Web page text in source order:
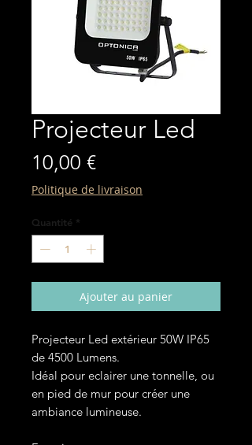
Projecteur Led
10,00 €Prix
Politique de livraison
Quantité *
Ajouter au panier
Projecteur Led extérieur 50W IP65
de 4500 Lumens.
Idéal pour eclairer une tonnelle, ou
en pied de mur pour créer une
ambiance lumineuse.